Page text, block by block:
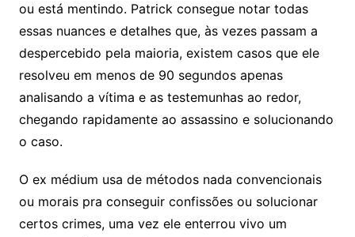
ou está mentindo. Patrick consegue notar todas
essas nuances e detalhes que, às vezes passam a
despercebido pela maioria, existem casos que ele
resolveu em menos de 90 segundos apenas
analisando a vítima e as testemunhas ao redor,
chegando rapidamente ao assassino e solucionando
o caso.
O ex médium usa de métodos nada convencionais
ou morais pra conseguir confissões ou solucionar
certos crimes, uma vez ele enterrou vivo um